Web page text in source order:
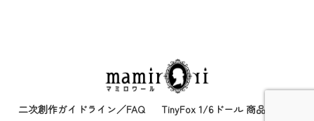
二次創作ガイドライン／FAQ
TinyFox 1/6ドール 商品取り扱い